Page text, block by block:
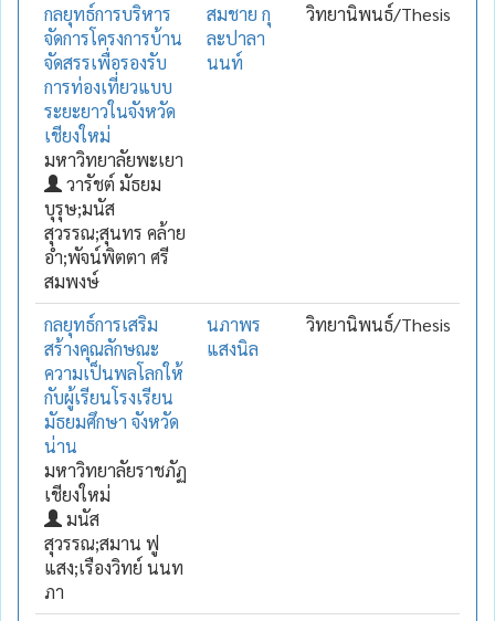
กลยุทธ์การบริหาร
จัดการโครงการบ้าน
จัดสรรเพื่อรองรับ
การท่องเที่ยวแบบ
ระยะยาวในจังหวัด
เชียงใหม่
มหาวิทยาลัยพะเยา
วารัชต์ มัธยม
บุรุษ;มนัส
สุวรรณ;สุนทร คล้าย
อ่ำ;พัจน์พิตตา ศรี
สมพงษ์
สมชาย กุ
ละปาลา
นนท์
วิทยานิพนธ์/Thesis
กลยุทธ์การเสริม
สร้างคุณลักษณะ
ความเป็นพลโลกให้
กับผู้เรียนโรงเรียน
มัธยมศึกษา จังหวัด
น่าน
มหาวิทยาลัยราชภัฏ
เชียงใหม่
มนัส
สุวรรณ;สมาน ฟู
แสง;เรืองวิทย์ นนท
ภา
นภาพร
แสงนิล
วิทยานิพนธ์/Thesis